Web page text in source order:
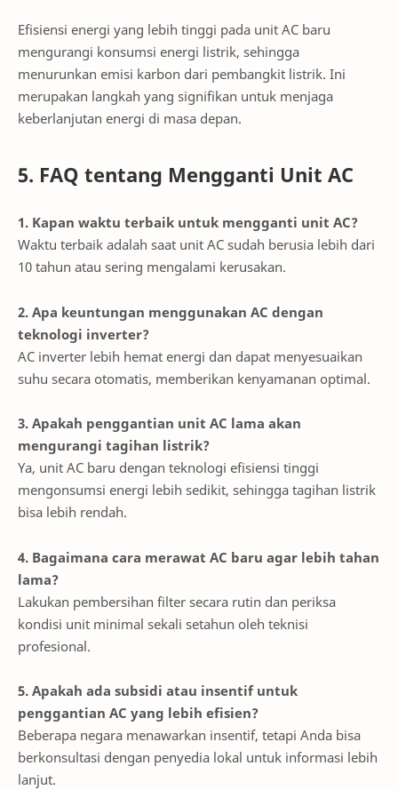
Efisiensi energi yang lebih tinggi pada unit AC baru
mengurangi konsumsi energi listrik, sehingga
menurunkan emisi karbon dari pembangkit listrik. Ini
merupakan langkah yang signifikan untuk menjaga
keberlanjutan energi di masa depan.
5. FAQ tentang Mengganti Unit AC
1. Kapan waktu terbaik untuk mengganti unit AC?
Waktu terbaik adalah saat unit AC sudah berusia lebih dari
10 tahun atau sering mengalami kerusakan.
2. Apa keuntungan menggunakan AC dengan
teknologi inverter?
AC inverter lebih hemat energi dan dapat menyesuaikan
suhu secara otomatis, memberikan kenyamanan optimal.
3. Apakah penggantian unit AC lama akan
mengurangi tagihan listrik?
Ya, unit AC baru dengan teknologi efisiensi tinggi
mengonsumsi energi lebih sedikit, sehingga tagihan listrik
bisa lebih rendah.
4. Bagaimana cara merawat AC baru agar lebih tahan
lama?
Lakukan pembersihan filter secara rutin dan periksa
kondisi unit minimal sekali setahun oleh teknisi
profesional.
5. Apakah ada subsidi atau insentif untuk
penggantian AC yang lebih efisien?
Beberapa negara menawarkan insentif, tetapi Anda bisa
berkonsultasi dengan penyedia lokal untuk informasi lebih
lanjut.